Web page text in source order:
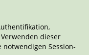
dieser
notwendigen Session-